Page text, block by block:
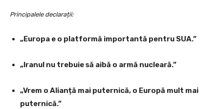
Principalele declarații:
„Europa e o platformă importantă pentru SUA.”
„Iranul nu trebuie să aibă o armă nucleară.”
„Vrem o Alianță mai puternică, o Europă mult mai
puternică.”